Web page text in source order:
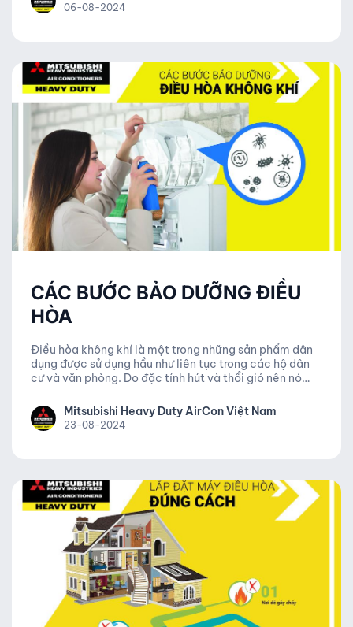
nghiệp.06-08-2024
CÁC BƯỚC BẢO DƯỠNG ĐIỀU
HÒA
Điều hòa không khí là một trong những sản phẩm dân
dụng được sử dụng hầu như liên tục trong các hộ dân
cư và văn phòng. Do đặc tính hút và thổi gió nên nó
môi trường không khí, vì thế vệ sinh điều hòa và bảo
dưỡng điều hòa là việc thiết yếu cần thực hiện định kỳ.
Mitsubishi Heavy Duty AirCon Việt Nam
23-08-2024